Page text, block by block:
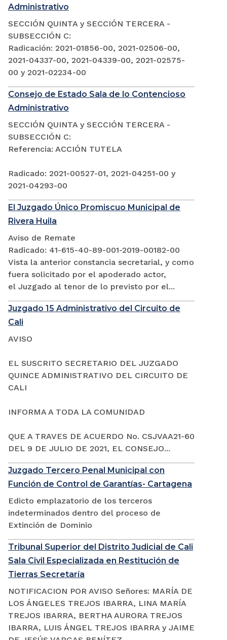
Administrativo
SECCIÓN QUINTA y SECCIÓN TERCERA -
SUBSECCIÓN C:
Radicación: 2021-01856-00, 2021-02506-00,
2021-04337-00, 2021-04339-00, 2021-02575-
00 y 2021-02234-00
Consejo de Estado Sala de lo Contencioso
Administrativo
SECCIÓN QUINTA y SECCIÓN TERCERA -
SUBSECCIÓN C:
Referencia: ACCIÓN TUTELA
Radicado: 2021-00527-01, 2021-04251-00 y
2021-04293-00
El Juzgado Único Promiscuo Municipal de
Rivera Huila
Aviso de Remate
Radicado: 41-615-40-89-001-2019-00182-00
Vista la anterior constancia secretarial, y como
fuera solicitado por el apoderado actor,
el Juzgado al tenor de lo previsto por el...
Juzgado 15 Administrativo del Circuito de
Cali
AVISO
EL SUSCRITO SECRETARIO DEL JUZGADO
QUINCE ADMINISTRATIVO DEL CIRCUITO DE
CALI
INFORMA A TODA LA COMUNIDAD
QUE A TRAVES DE ACUERDO No. CSJVAA21-60
DEL 9 DE JULIO DE 2021, EL CONSEJO...
Juzgado Tercero Penal Municipal con
Función de Control de Garantías- Cartagena
Edicto emplazatorio de los terceros
indeterminados dentro del proceso de
Extinción de Dominio
Tribunal Superior del Distrito Judicial de Cali
Sala Civil Especializada en Restitución de
Tierras Secretaría
NOTIFICACION POR AVISO Señores: MARÍA DE
LOS ÁNGELES TREJOS IBARRA, LINA MARÍA
TREJOS IBARRA, BERTHA AURORA TREJOS
IBARRA, LUIS ÁNGEL TREJOS IBARRA y JAIME